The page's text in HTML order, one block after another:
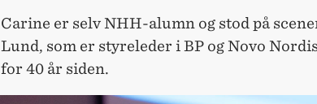
Carine er selv NHH-alumn og stod på
Lund, som er styreleder i BP og Novo
for 40 år siden.